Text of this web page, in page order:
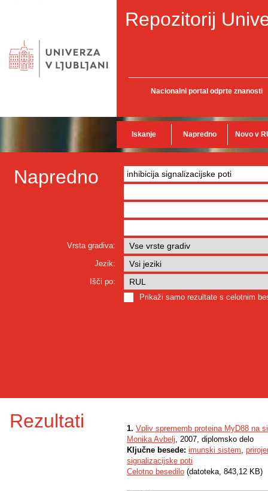
Repozitorij
Nacionalni portal odprte znanosti
Iskanje Napredno Novo v
Napredno
Vrsta gradiva:
Jezik:
Išči po:
Prikaži samo rezultate s celotnim
Rezultati 1. Vpliv sprememb proteina MyD88 na
Monika Avbelj, 2007, diplomsko delo
Ključne besede: imunski sistem,
signalizacijske poti
Celotno besedilo (datoteka, 843,12 KB)